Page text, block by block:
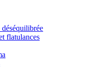
flatulances